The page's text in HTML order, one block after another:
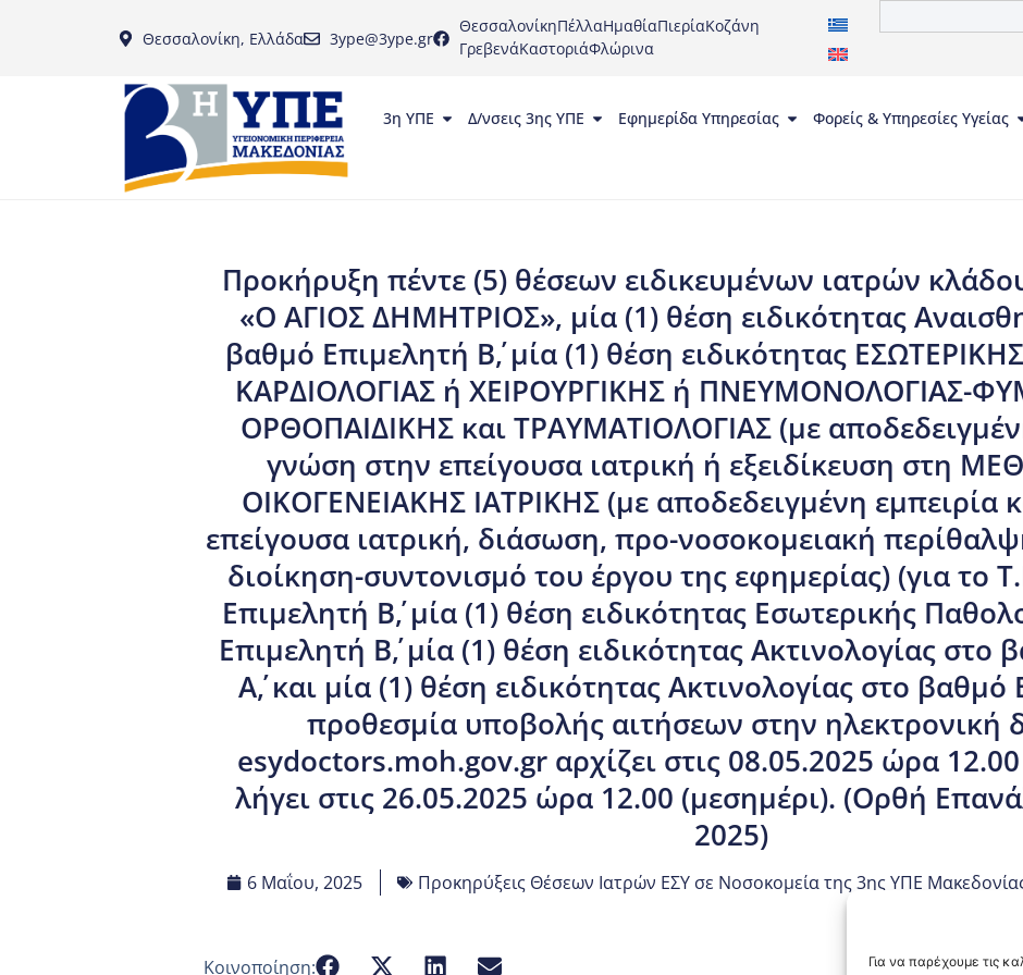
Για να παρέχουμε τις
Θεσσαλονίκη, Ελλάδα 3ype@3ype.gr
ΘεσσαλονίκηΠέλλαΗμαθίαΠιερίαΚοζάνη
ΓρεβενάΚαστοριάΦλώρινα
3η ΥΠΕ Δ/νσεις 3ης ΥΠΕ Εφημερίδα Υπηρεσίας Φορείς & Υπηρεσίες Υγείας
Προκήρυξη πέντε (5) θέσεων ειδικευμένων ιατρών
«Ο ΑΓΙΟΣ ΔΗΜΗΤΡΙΟΣ», μία (1) θέση ειδικότητας
βαθμό Επιμελητή Β΄, μία (1) θέση ειδικότητας
ΚΑΡΔΙΟΛΟΓΙΑΣ ή ΧΕΙΡΟΥΡΓΙΚΗΣ ή ΠΝΕΥΜΟΝΟΛΟΓΙΑΣ-
ΟΡΘΟΠΑΙΔΙΚΗΣ και ΤΡΑΥΜΑΤΙΟΛΟΓΙΑΣ (με
γνώση στην επείγουσα ιατρική ή εξειδίκευση στη
ΟΙΚΟΓΕΝΕΙΑΚΗΣ ΙΑΤΡΙΚΗΣ (με αποδεδειγμένη εμπειρία
επείγουσα ιατρική, διάσωση, προ-νοσοκομειακή
διοίκηση-συντονισμό του έργου της εφημερίας) (για το
Επιμελητή Β΄, μία (1) θέση ειδικότητας Εσωτερικής
Επιμελητή Β΄, μία (1) θέση ειδικότητας Ακτινολογίας στο
Α΄, και μία (1) θέση ειδικότητας Ακτινολογίας στο βαθμό
προθεσμία υποβολής αιτήσεων στην ηλεκτρονική
esydoctors.moh.gov.gr αρχίζει στις 08.05.2025 ώρα
λήγει στις 26.05.2025 ώρα 12.00 (μεσημέρι). (Ορθή
2025)
6 Μαΐου, 2025 Προκηρύξεις Θέσεων Ιατρών ΕΣΥ σε Νοσοκομεία της 3ης ΥΠΕ
Κοινοποίηση: